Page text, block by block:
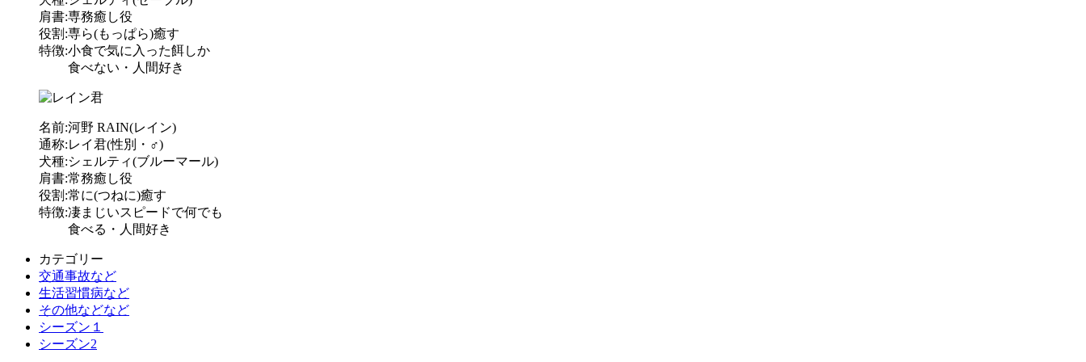
肩書:専務癒し役
役割:専ら(もっぱら)癒す
特徴:小食で気に入った餌しか
食べない・人間好き
名前:河野 RAIN(レイン)
通称:レイ君(性別・♂)
犬種:シェルティ(ブルーマール)
肩書:常務癒し役
役割:常に(つねに)癒す
特徴:凄まじいスピードで何でも
食べる・人間好き
カテゴリー
交通事故など
生活習慣病など
その他などなど
シーズン１
シーズン2